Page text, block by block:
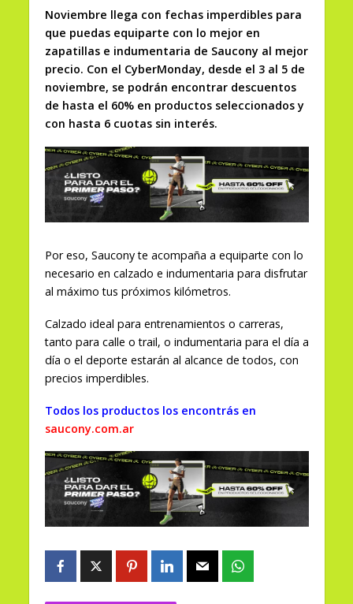
Noviembre llega con fechas imperdibles para
que puedas equiparte con lo mejor en
zapatillas e indumentaria de Saucony al mejor
precio. Con el CyberMonday, desde el 3 al 5 de
noviembre, se podrán encontrar descuentos
de hasta el 60% en productos seleccionados y
con hasta 6 cuotas sin interés.
Por eso, Saucony te acompaña a equiparte con lo
necesario en calzado e indumentaria para disfrutar
al máximo tus próximos kilómetros.
Calzado ideal para entrenamientos o carreras,
tanto para calle o trail, o indumentaria para el día a
día o el deporte estarán al alcance de todos, con
precios imperdibles.
Todos los productos los encontrás en
saucony.com.ar